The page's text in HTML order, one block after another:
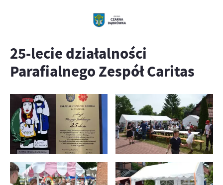
25-lecie działalności
Parafialnego Zespół Caritas